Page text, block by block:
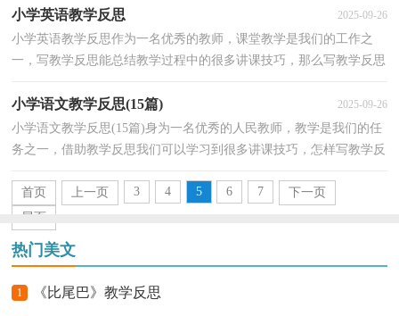
小学英语教学反思 2025-09-26
小学英语教学反思作为一名优秀的教师，课堂教学是我们的工作之
一，写教学反思能总结教学过程中的很多讲课技巧，那么写教学反思
小学语文教学反思(15篇) 2025-09-26
小学语文教学反思(15篇)身为一名优秀的人民教师，教学是我们的任
务之一，借助教学反思我们可以学习到很多讲课技巧，怎样写教学反
首页
上一页 3 4 5 6 7
下一页
尾页
热门美文
1 《比尾巴》教学反思